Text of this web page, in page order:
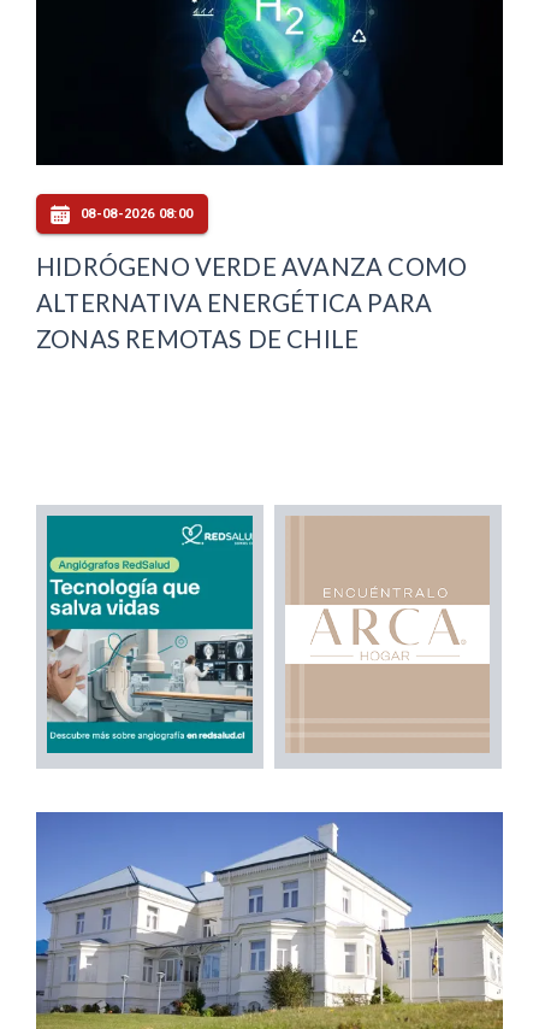
08-08-2026 08:00
HIDRÓGENO VERDE AVANZA COMO
ALTERNATIVA ENERGÉTICA PARA
ZONAS REMOTAS DE CHILE